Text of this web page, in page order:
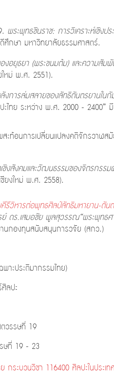
พระพุทธชินราช: การวิเคราะห์เชิง
กษา มหาวิทยาลัยธรรมศาสตร์.
อยุธยา (พระขนมต้ม) และความสัม
ใหม่ พ.ศ. 2551).
ลังการล่มสลายของลัทธิตันตรยานใ
ะไทย ระหว่าง พ.ศ. 2000 -
ะท้อนการเปลี่ยนแปลงคติจักรวา
ชิงสังคมและวัฒนธรรมของจิตรกร
ยงใหม่ พ.ศ. 2558).
วิหารต่อพุทธศิลป์ลัทธิมหายาน-ตันตร
ย์ ดร.เสมอชัย พูลสุวรรณ“พระพุทธ
นกองทุนสนับสนุนการวจัย (สกว.)
าะประติมากรรมไทย)
ลปะ
ศตวรรษที่ 19
มัยพุทธศตวรรษที่ 19 - 23
กระบวนวิชา 116400 ศิลปะในประ